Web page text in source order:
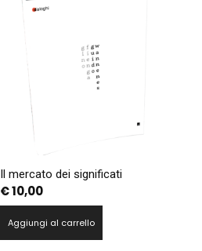
Il mercato dei significati
€10,00
Aggiungi al carrello